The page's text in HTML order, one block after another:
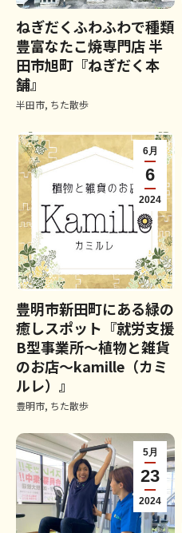
ねぎだくふわふわで種類
豊富なたこ焼専門店 半
田市旭町『ねぎだく本
舗』
半田市, ちた散歩
6月
6
2024
豊明市新田町にある緑の
癒しスポット『就労支援
B型事業所～植物と雑貨
のお店～kamille（カミ
ルレ）』
豊明市, ちた散歩
5月
23
2024